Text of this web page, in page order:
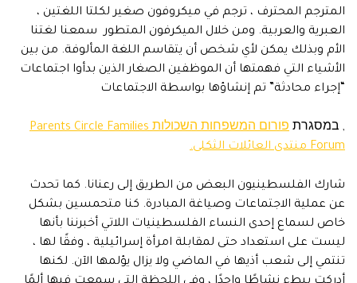
المترجم المحترف ، ترجم في ميكروفون صغير لكلتا اللغتين ،
العبرية والعربية. ومن خلال الميكرفون المتطور سمعنا لغتنا
الأم وبذلك يمكن لأي شخص أن يتقاسم اللغة المألوفة. من بين
الأشياء التي فهمتها أن الموظفين الصغار الذين بدأوا اجتماعات
“إجراء محادثة” تم إنشاؤها بواسطة الاجتماعات
, במסגרת
פורום המשפחות השכולות Parents Circle Families
Forum منتدى العائلات الثكلى.
شارك الفلسطينيون البعض من الطريق إلى رعنانا. كما تحدث
عن عملية الاجتماعات وصياغة المبادرة. كنا متحمسين بشكل
خاص لسماع إحدى النساء الفلسطينيات اللاتي أخبرننا بأنها
ليست على استعداد حتى لمقابلة امرأة إسرائيلية ، وفقًا لها ،
تنتمي إلى شعب أذيها في الماضي ولا يزال يؤلمها الآن. لكنها